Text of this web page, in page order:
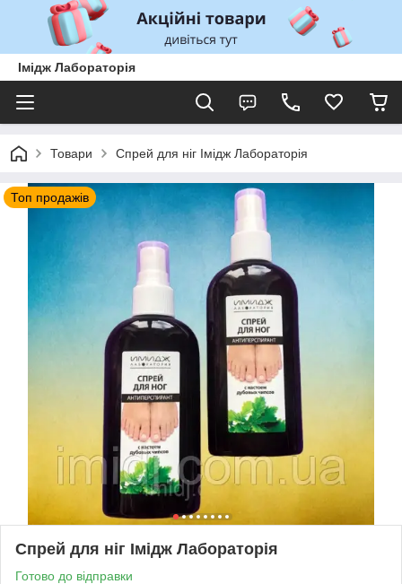
Імідж Лабораторія
Товари Спрей для ніг Імідж Лабораторія
Топ продажів
Спрей для ніг Імідж Лабораторія
Готово до відправки